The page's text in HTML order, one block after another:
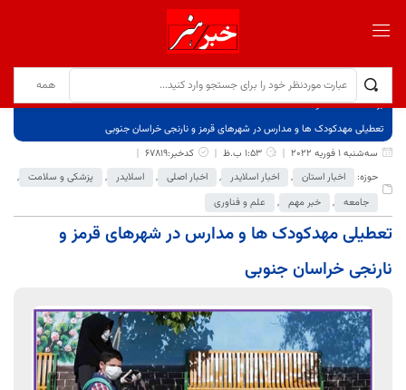
برگ نخست
نوشته‌ها
تعطیلی مهدکودک ها و مدارس در شهر‌های قرمز و نارنجی خراسان جنوبی
سه‌شنبه 1 فوریه 2022
1:53 ب.ظ
کدخبر:67819
حوزه:
اخبار استان , اخبار اسلایدر , اخبار اصلی , اسلایدر , پزشکی و سلامت ,
جامعه , خبر مهم , علم و فناوری
تعطیلی مهدکودک ها و مدارس در شهر‌های قرمز و
نارنجی خراسان جنوبی